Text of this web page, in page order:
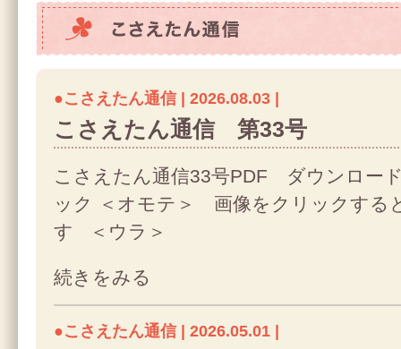
●こさえたん通信 | 2026.08.03 |
こさえたん通信 第33号
こさえたん通信33号PDF ダウンロー
ック ＜オモテ＞ 画像をクリックする
す ＜ウラ＞
続きをみる
●こさえたん通信 | 2026.05.01 |